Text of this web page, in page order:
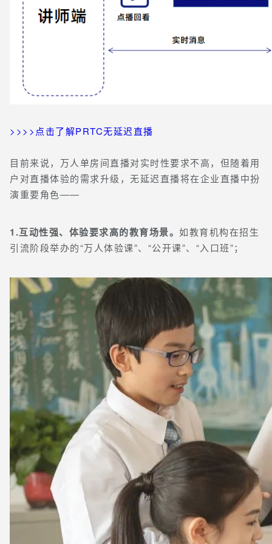
>>>>点击了解PRTC无延迟直播
目前来说，万人单房间直播对实时性要求不高，但随着用
户对直播体验的需求升级，无延迟直播将在企业直播中扮
演重要角色——
1.互动性强、体验要求高的教育场景。 如教育机构在招生
引流阶段举办的“万人体验课”、“公开课”、“入口班”；